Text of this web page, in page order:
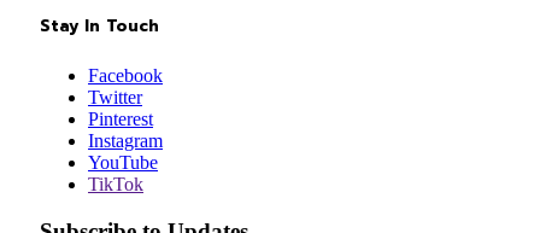
Stay In Touch
Facebook
Twitter
Pinterest
Instagram
YouTube
TikTok